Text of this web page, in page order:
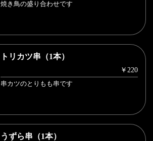
焼き鳥の盛り合わせです
トリカツ串（1本）
￥220
串カツのとりもも串です
うずら串（1本）